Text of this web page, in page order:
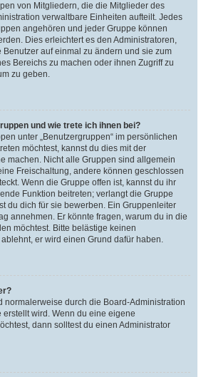
von Mitgliedern, die die Mitglieder des
verwaltbare Einheiten aufteilt. Jedes
angehören und jeder Gruppe können
Dies erleichtert es den Administratoren,
Benutzer auf einmal zu ändern und sie zum
Bereichs zu machen oder ihnen Zugriff zu
zu geben.
und wie trete ich ihnen bei?
unter „Benutzergruppen“ im persönlichen
möchtest, kannst du dies mit der
machen. Nicht alle Gruppen sind allgemein
Freischaltung, andere können geschlossen
Wenn die Gruppe offen ist, kannst du ihr
Funktion beitreten; verlangt die Gruppe
du dich für sie bewerben. Ein Gruppenleiter
annehmen. Er könnte fragen, warum du in die
möchtest. Bitte belästige keinen
er wird einen Grund dafür haben.
normalerweise durch die Board-Administration
wird. Wenn du eine eigene
dann solltest du einen Administrator